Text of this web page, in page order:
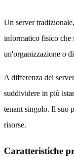
Un server
informatico fisico che
un'organizzazione o
A differenza dei
suddividere in più
tenant singolo. Il suo
risorse.
Caratteristiche